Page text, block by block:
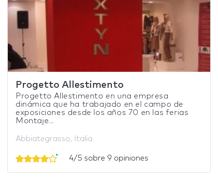
Progetto Allestimento
Progetto Allestimento en una empresa
dinámica que ha trabajado en el campo de
exposiciones desde los años 70 en las ferias
Montaje...
Abbiategrasso, Italia
4/5 sobre 9 opiniones